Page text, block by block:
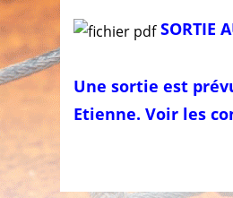
SORTIE
Une sortie est
Etienne. Voir les